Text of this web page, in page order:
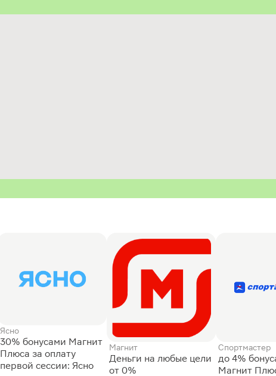
Ясно
30% бонусами Магнит
Плюса за оплату
первой сессии: Ясно
Магнит
Деньги на любые цели
от 0%
Спортмастер
до 4%
Магнит